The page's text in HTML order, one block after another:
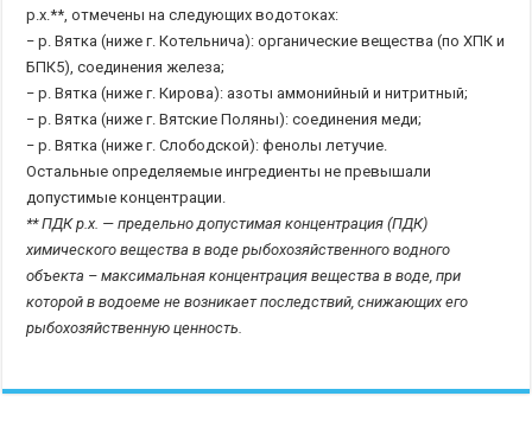
р.х.**, отмечены на следующих водотоках:
− р. Вятка (ниже г. Котельнича): органические вещества (по ХПК и
БПК5), соединения железа;
− р. Вятка (ниже г. Кирова): азоты аммонийный и нитритный;
− р. Вятка (ниже г. Вятские Поляны): соединения меди;
− р. Вятка (ниже г. Слободской): фенолы летучие.
Остальные определяемые ингредиенты не превышали
допустимые концентрации.
** ПДК р.х. — предельно допустимая концентрация (ПДК)
химического вещества в воде рыбохозяйственного водного
объекта – максимальная концентрация вещества в воде, при
которой в водоеме не возникает последствий, снижающих его
рыбохозяйственную ценность.